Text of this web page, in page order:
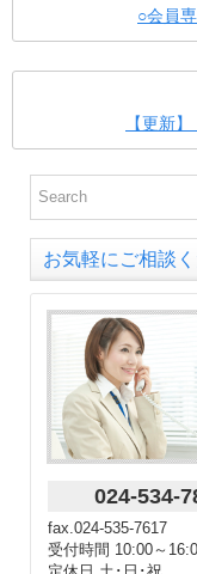
○会員
【更新
お気軽にご相談
024-534-
fax.024-535-7617
受付時間 10:00～